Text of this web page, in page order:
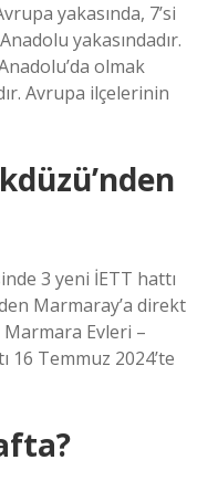
yakasında, 7’si
yakasındadır.
olmak
Avrupa ilçelerinin
3 yeni İETT hattı
Marmaray’a direkt
Marmara Evleri –
16 Temmuz 2024’te